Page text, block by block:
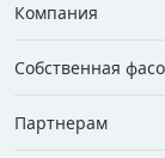
Компания
Собственная
Партнерам